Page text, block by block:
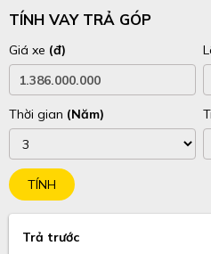
TÍNH VAY TRẢ GÓP
Giá xe (đ)
Thời gian (Năm)
TÍNH
Trả trước